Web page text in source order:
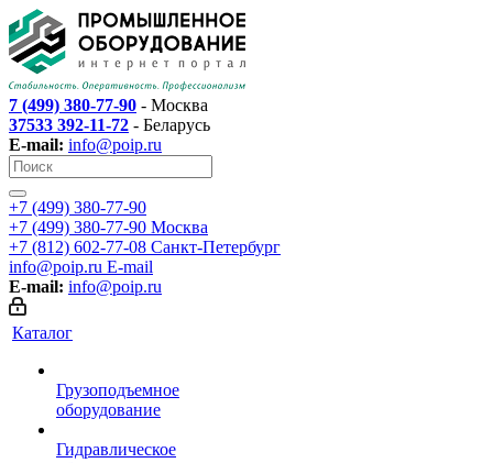
7 (499) 380-77-90 - Москва
37533 392-11-72 - Беларусь
E-mail: info@poip.ru
+7 (499) 380-77-90
+7 (499) 380-77-90 Москва
+7 (812) 602-77-08 Санкт-Петербург
info@poip.ru E-mail
E-mail: info@poip.ru
Каталог
Грузоподъемное
оборудование
Гидравлическое